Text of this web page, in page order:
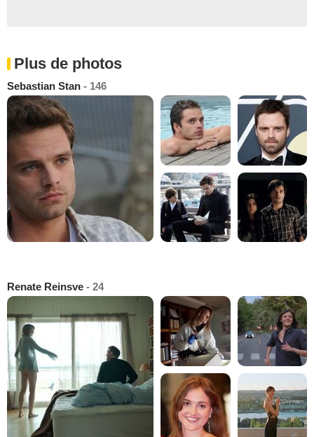
Plus de photos
Sebastian Stan - 146
Renate Reinsve - 24